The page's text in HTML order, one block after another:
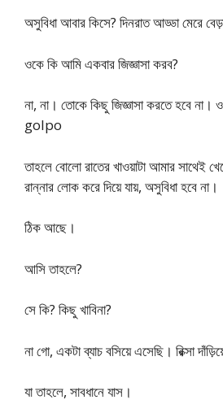
অসুবিধা আবার কিসে? দিনরাত আড্ডা মেরে
ওকে কি আমি একবার জিজ্ঞাসা করব?
না, না। তোকে কিছু জিজ্ঞাসা করতে হবে
golpo
তাহলে বোলো রাতের খাওয়াটা আমার সাথেই
রান্নার লোক করে দিয়ে যায়, অসুবিধা হবে না।
ঠিক আছে।
আসি তাহলে?
সে কি? কিছু খাবিনা?
না গো, একটা ব্যাচ বসিয়ে এসেছি। রিক্সা
যা তাহলে, সাবধানে যাস।